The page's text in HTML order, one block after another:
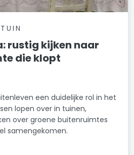
rustig kijken naar
die klopt
een duidelijke rol in het
lopen over in tuinen,
over groene buitenruimtes
samengekomen.